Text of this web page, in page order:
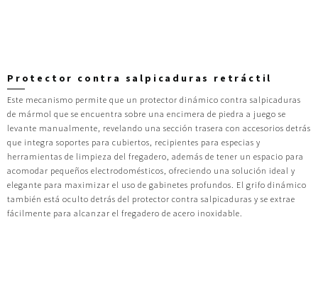
Protector contra salpicaduras retráctil
Este mecanismo permite que un protector dinámico contra salpicaduras
de mármol que se encuentra sobre una encimera de piedra a juego se
levante manualmente, revelando una sección trasera con accesorios detrás
que integra soportes para cubiertos, recipientes para especias y
herramientas de limpieza del fregadero, además de tener un espacio para
acomodar pequeños electrodomésticos, ofreciendo una solución ideal y
elegante para maximizar el uso de gabinetes profundos. El grifo dinámico
también está oculto detrás del protector contra salpicaduras y se extrae
fácilmente para alcanzar el fregadero de acero inoxidable.